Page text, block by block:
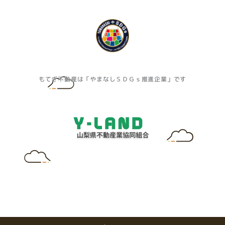
もてぎ不動産は「やまなしＳＤＧｓ推進企業」です